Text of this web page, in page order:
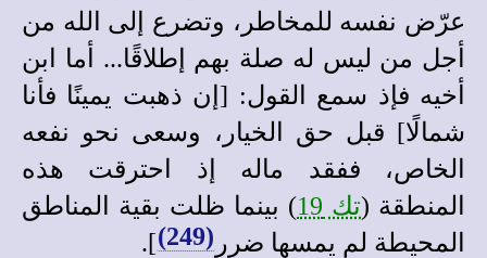
عرّض نفسه للمخاطر، وتضرع إلى الله من
أجل من ليس له صلة بهم إطلاقًا... أما ابن
أخيه فإذ سمع القول: [إن ذهبت يمينًا فأنا
شمالًا] قبل حق الخيار، وسعى نحو نفعه
الخاص، ففقد ماله إذ احترقت هذه
المنطقة (تك 19
) بينما ظلت بقية المناطق
المحيطة لم يمسها ضرر (249)
].